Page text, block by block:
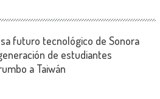
futuro tecnológico de Sonora
de estudiantes
a Taiwán